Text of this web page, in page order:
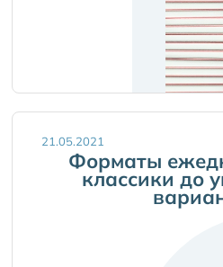
21.05.2021
Форматы
классики до